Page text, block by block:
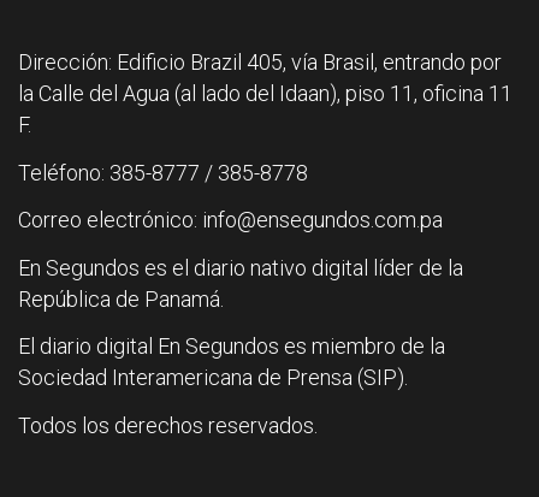
Dirección: Edificio Brazil 405, vía Brasil, entrando por
la Calle del Agua (al lado del Idaan), piso 11, oficina 11
F.
Teléfono: 385-8777 / 385-8778
Correo electrónico: info@ensegundos.com.pa
En Segundos es el diario nativo digital líder de la
República de Panamá.
El diario digital En Segundos es miembro de la
Sociedad Interamericana de Prensa (SIP).
Todos los derechos reservados.